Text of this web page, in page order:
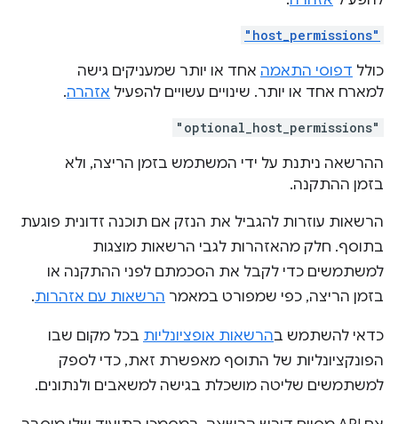
"host_permissions"
כולל דפוסי התאמה אחד או יותר שמעניקים גישה
למארח אחד או יותר. שינויים עשויים להפעיל אזהרה.
"optional_host_permissions"
ההרשאה ניתנת על ידי המשתמש בזמן הריצה, ולא
בזמן ההתקנה.
הרשאות עוזרות להגביל את הנזק אם תוכנה זדונית פוגעת
בתוסף. חלק מהאזהרות לגבי הרשאות מוצגות
למשתמשים כדי לקבל את הסכמתם לפני ההתקנה או
בזמן הריצה, כפי שמפורט במאמר הרשאות עם אזהרות.
כדאי להשתמש בהרשאות אופציונליות בכל מקום שבו
הפונקציונליות של התוסף מאפשרת זאת, כדי לספק
למשתמשים שליטה מושכלת בגישה למשאבים ולנתונים.